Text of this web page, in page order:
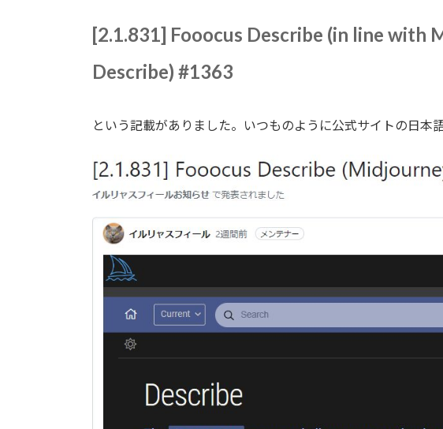
[2.1.831] Fooocus Describe (in line with
Describe) #1363
という記載がありました。いつものように公式サイトの日本